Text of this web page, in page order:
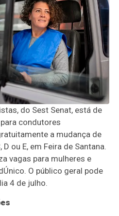
do Sest Senat, está de
condutores
a mudança de
ou E, em Feira de Santana.
vagas para mulheres e
O público geral pode
4 de julho.